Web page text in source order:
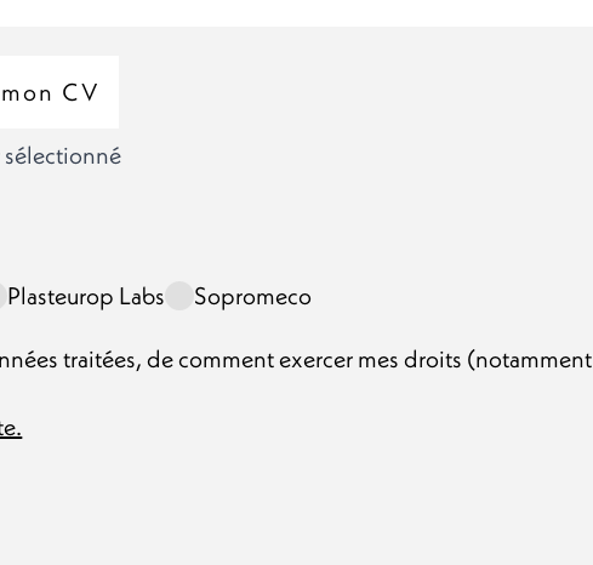
CV
Plasteurop Labs Sopromeco
traitées, de comment exercer mes droits (notamment